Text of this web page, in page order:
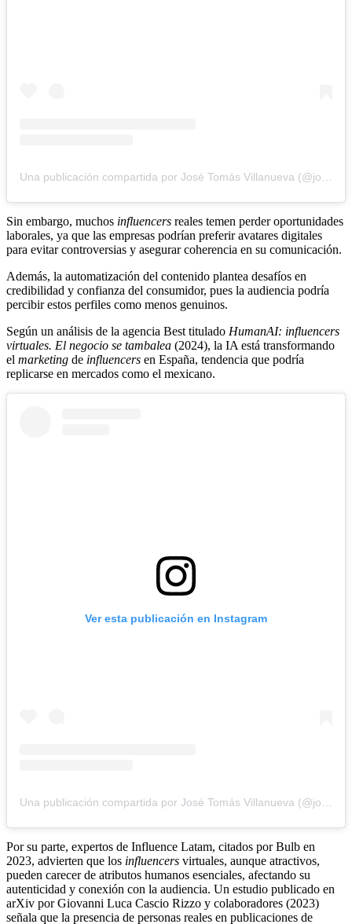
Sin embargo, muchos influencers reales temen perder oportunidades
laborales, ya que las empresas podrían preferir avatares digitales
para evitar controversias y asegurar coherencia en su comunicación.
Además, la automatización del contenido plantea desafíos en
credibilidad y confianza del consumidor, pues la audiencia podría
percibir estos perfiles como menos genuinos.
Según un análisis de la agencia Best titulado HumanAI: influencers
virtuales. El negocio se tambalea (2024), la IA está transformando
el marketing de influencers en España, tendencia que podría
replicarse en mercados como el mexicano.
Ver esta publicación en Instagram
Por su parte, expertos de Influence Latam, citados por Bulb en
2023, advierten que los influencers virtuales, aunque atractivos,
pueden carecer de atributos humanos esenciales, afectando su
autenticidad y conexión con la audiencia. Un estudio publicado en
arXiv por Giovanni Luca Cascio Rizzo y colaboradores (2023)
señala que la presencia de personas reales en publicaciones de